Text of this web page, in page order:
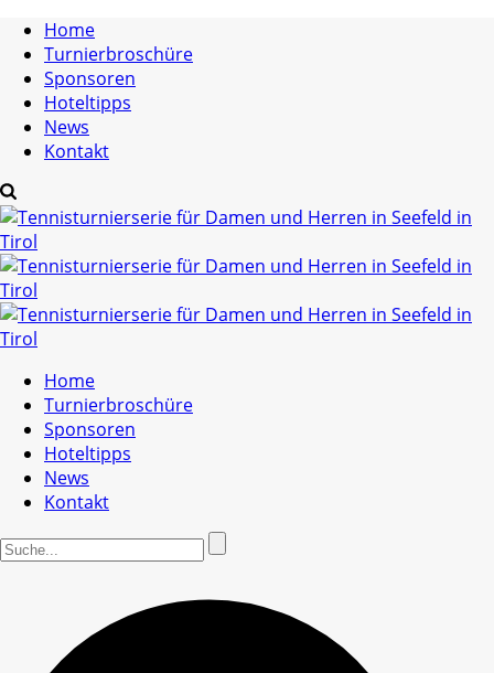
Home
Turnierbroschüre
Sponsoren
Hoteltipps
News
Kontakt
Home
Turnierbroschüre
Sponsoren
Hoteltipps
News
Kontakt